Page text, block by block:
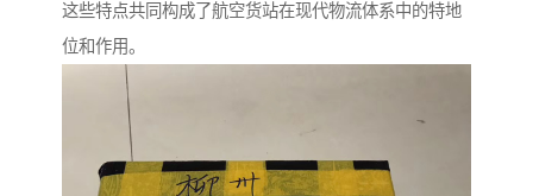
这些特点共同构成了航空货站在现代物流体系中的特地
位和作用。